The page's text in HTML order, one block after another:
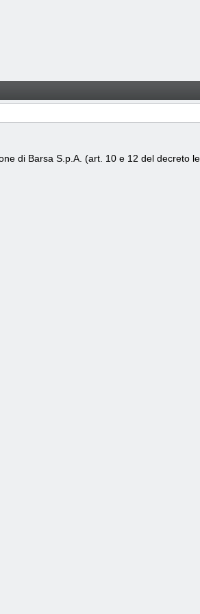
di Barsa S.p.A. (art. 10 e 12 del decreto